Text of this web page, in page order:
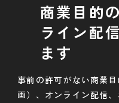
商業目的
ライン配
ます
事前の許可がない商業
画）、オンライン配信